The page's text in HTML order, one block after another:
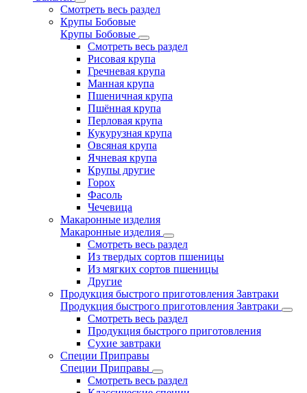
Смотреть весь раздел
Крупы Бобовые
Крупы Бобовые
Смотреть весь раздел
Рисовая крупа
Гречневая крупа
Манная крупа
Пшеничная крупа
Пшённая крупа
Перловая крупа
Кукурузная крупа
Овсяная крупа
Ячневая крупа
Крупы другие
Горох
Фасоль
Чечевица
Макаронные изделия
Макаронные изделия
Смотреть весь раздел
Из твердых сортов пшеницы
Из мягких сортов пшеницы
Другие
Продукция быстрого приготовления Завтраки
Продукция быстрого приготовления Завтраки
Смотреть весь раздел
Продукция быстрого приготовления
Сухие завтраки
Специи Приправы
Специи Приправы
Смотреть весь раздел